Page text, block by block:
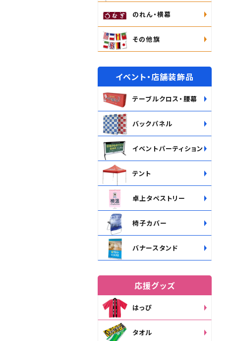
のれん・横幕
その他旗
イベント・店舗装飾品
テーブルクロス・腰幕
バックパネル
イベントパーティション
テント
卓上タペストリー
椅子カバー
バナースタンド
応援グッズ
はっぴ
タオル